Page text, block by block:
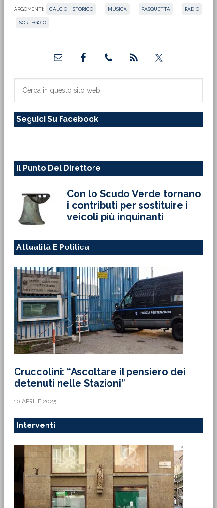
ARGOMENTI: CALCIO STORICO MUSICA PASQUETTA RADIO
SORTEGGIO
primaria
sito
Seguici Su Facebook
Il Punto Del Direttore
Con lo Scudo Verde tornano
i contributi per sostituire i
veicoli più inquinanti
Attualità E Politica
Cruccolini: “Ascoltare il pensiero dei
detenuti nelle Stazioni”
10 APRILE 2025
Interventi